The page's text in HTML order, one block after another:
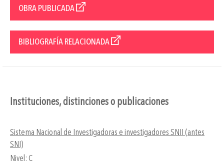
OBRA PUBLICADA
BIBLIOGRAFÍA RELACIONADA
Instituciones, distinciones o publicaciones
Sistema Nacional de Investigadoras e investigadores SNII (antes
SNI)
Nivel: C